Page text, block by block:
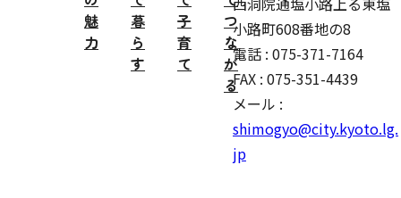
魅
力
暮
ら
す
子
育
て
つ
な
が
る
小路町608番地の8
電話 : 075-371-7164
FAX : 075-351-4439
メール :
shimogyo@city.kyoto.lg.
jp